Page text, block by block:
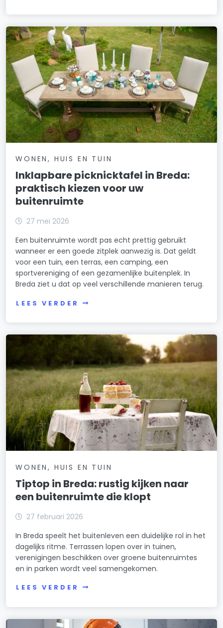
WONEN, HUIS EN TUIN
Inklapbare picknicktafel in Breda:
praktisch kiezen voor uw
buitenruimte
27 mei 2026
Een buitenruimte wordt pas echt prettig gebruikt
wanneer er een goede zitplek aanwezig is. Dat geldt
voor een tuin, een terras, een camping, een
sportvereniging of een gezamenlijke buitenplek. In
Breda ziet u dat op veel verschillende manieren terug.
LEES VERDER
WONEN, HUIS EN TUIN
Tiptop in Breda: rustig kijken naar
een buitenruimte die klopt
27 februari 2026
In Breda speelt het buitenleven een duidelijke rol in het
dagelijks ritme. Terrassen lopen over in tuinen,
verenigingen beschikken over groene buitenruimtes
en in parken wordt veel samengekomen.
LEES VERDER